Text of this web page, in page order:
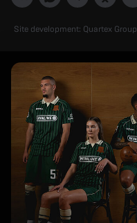
Site development: Quartex Group
Рекламный
баннер